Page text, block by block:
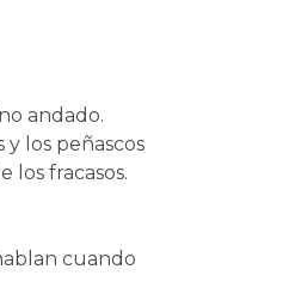
andado.
y los peñascos
los fracasos.
cuando